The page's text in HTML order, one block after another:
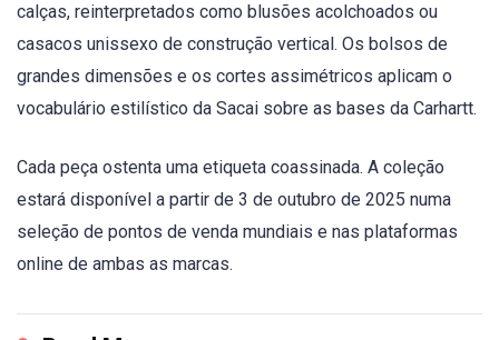
calças, reinterpretados como blusões acolchoados ou
casacos unissexo de construção vertical. Os bolsos de
grandes dimensões e os cortes assimétricos aplicam o
vocabulário estilístico da Sacai sobre as bases da Carhartt.
Cada peça ostenta uma etiqueta coassinada. A coleção
estará disponível a partir de 3 de outubro de 2025 numa
seleção de pontos de venda mundiais e nas plataformas
online de ambas as marcas.